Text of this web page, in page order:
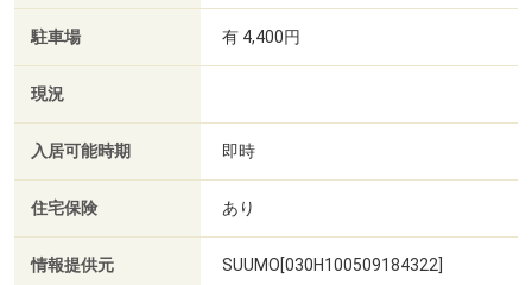
駐車場 有 4,400円
現況
入居可能時期 即時
住宅保険 あり
情報提供元 SUUMO[030H100509184322]